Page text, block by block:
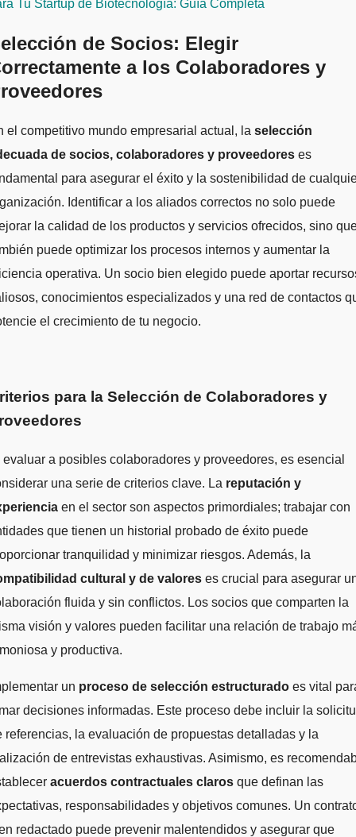
Tu Startup de Biotecnología: Guía Completa
de Socios: Elegir
a los Colaboradores y
el competitivo mundo empresarial actual, la selección
de socios, colaboradores y proveedores es
para asegurar el éxito y la sostenibilidad de
Identificar a los aliados correctos no solo puede
la calidad de los productos y servicios ofrecidos, sino
puede optimizar los procesos internos y aumentar la
operativa. Un socio bien elegido puede aportar
conocimientos especializados y una red de contactos
el crecimiento de tu negocio.
para la Selección de Colaboradores y
evaluar a posibles colaboradores y proveedores, es esencial
una serie de criterios clave. La reputación y
en el sector son aspectos primordiales; trabajar con
que tienen un historial probado de éxito puede
tranquilidad y minimizar riesgos. Además, la
cultural y de valores es crucial para asegurar
fluida y sin conflictos. Los socios que comparten la
visión y valores pueden facilitar una relación de trabajo
y productiva.
un proceso de selección estructurado es vital
decisiones informadas. Este proceso debe incluir la
referencias, la evaluación de propuestas detalladas y la
de entrevistas exhaustivas. Asimismo, es
acuerdos contractuales claros que definan las
responsabilidades y objetivos comunes. Un
redactado puede prevenir malentendidos y asegurar que